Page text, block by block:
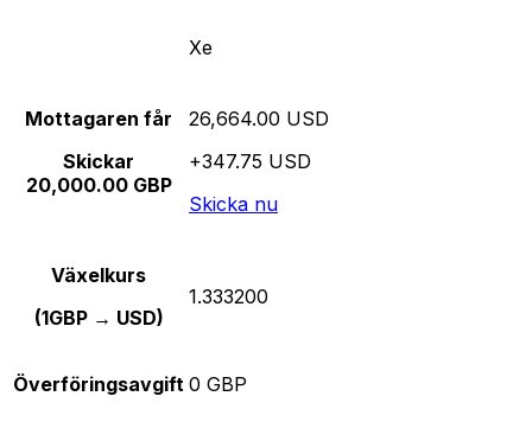
Xe
Mottagaren får
Skickar
20,000.00 GBP
26,664.00 USD
+347.75 USD
Skicka nu
Växelkurs
(1GBP → USD)
1.333200
Överföringsavgift 0 GBP